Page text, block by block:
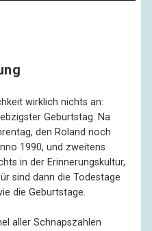
wirklich nichts an:
Geburtstag. Na
den Roland noch
1990, und zweitens
in der Erinnerungskultur,
sind dann die Todestage
die Geburtstage.
aller Schnapszahlen